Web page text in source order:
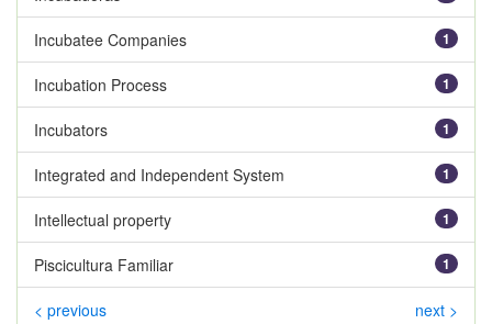
1
Incubatee Companies
1
Incubation Process
1
Incubators
1
Integrated and Independent System
1
Intellectual property
1
Piscicultura Familiar
< previous next >